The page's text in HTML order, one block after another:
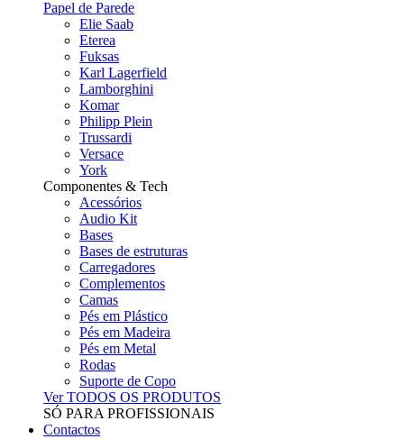
Papel de Parede
Elie Saab
Eterea
Fuksas
Karl Lagerfield
Lamborghini
Komar
Philipp Plein
Trussardi
Versace
York
Componentes & Tech
Acessórios
Audio Kit
Bases
Bases de estruturas
Carregadores
Complementos
Camas
Pés em Plástico
Pés em Madeira
Pés em Metal
Rodas
Suporte de Copo
Ver TODOS OS PRODUTOS
SÓ PARA PROFISSIONAIS
Contactos